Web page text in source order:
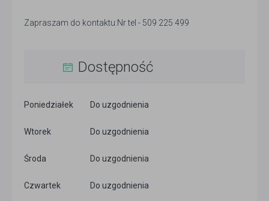
Zapraszam do kontaktu:Nr tel - 509 225 499
Dostępność
Poniedziałek Do uzgodnienia
Wtorek Do uzgodnienia
Środa Do uzgodnienia
Czwartek Do uzgodnienia